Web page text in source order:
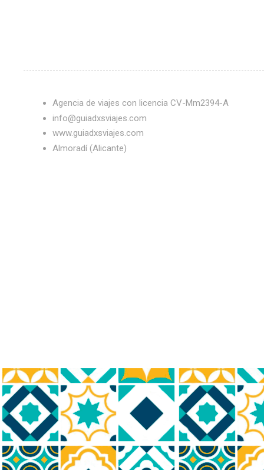
Agencia de viajes con licencia CV-Mm2394-A
info@guiadxsviajes.com
www.guiadxsviajes.com
Almoradí (Alicante)